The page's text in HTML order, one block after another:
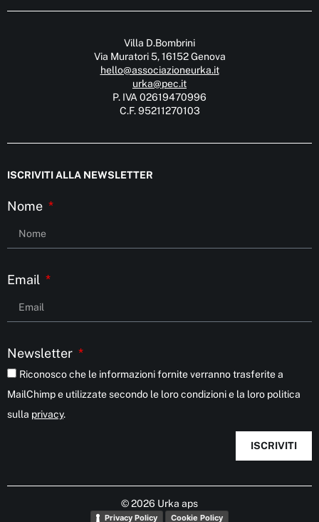
Villa D.Bombrini
Via Muratori 5, 16152 Genova
hello@associazioneurka.it
urka@pec.it
P. IVA 02619470996
C.F. 95211270103
ISCRIVITI ALLA NEWSLETTER
Nome
Email
Newsletter
Riconosco che le informazioni fornite verranno trasferite a
MailChimp e utilizzate secondo le loro condizioni e la loro politica
sulla privacy.
ISCRIVITI
© 2026 Urka aps
Privacy Policy Cookie Policy